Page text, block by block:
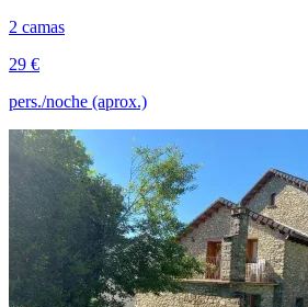
2 camas
29 €
pers./noche (aprox.)